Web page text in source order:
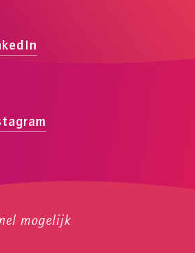
mogelijk